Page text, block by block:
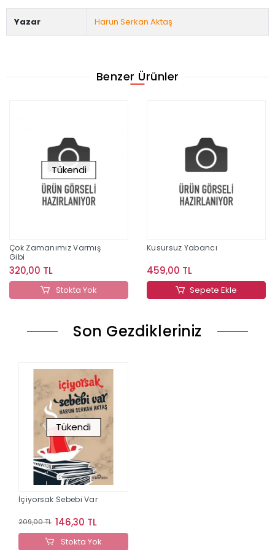
Yazar Harun Serkan Aktaş
Benzer Ürünler
Tükendi
Çok Zamanımız Varmış
Gibi
320,00 TL
Stokta Yok
Kusursuz Yabancı
459,00 TL
Sepete Ekle
Son Gezdikleriniz
Tükendi
İçiyorsak Sebebi Var
209,00 TL 146,30 TL
Stokta Yok